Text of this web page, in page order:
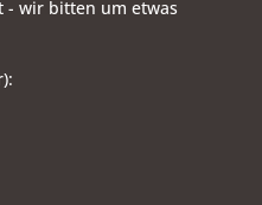
- wir bitten um etwas